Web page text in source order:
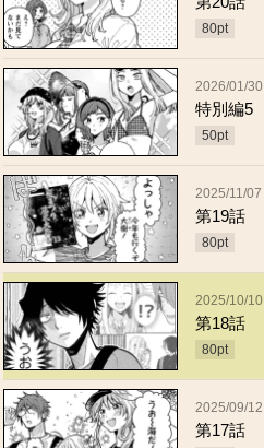
80pt
2026/01/30
特別編5
50pt
2025/11/07
第19話
80pt
2025/10/10
第18話
80pt
2025/09/12
第17話